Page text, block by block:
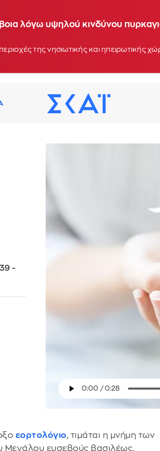
λόγω υψηλού κινδύνου
της νησιωτικής και ηπειρωτικής
-
εορτολόγιο, τιμάται η μνήμη των
Μεγάλου ευσεβούς βασιλέως,